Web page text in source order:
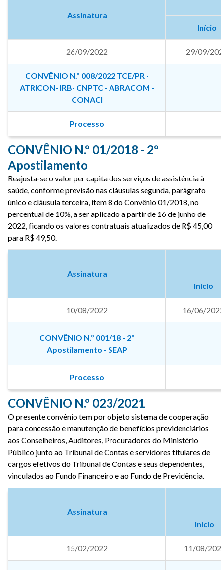
Assinatura
Início
26/09/2022 29/09/
CONVÊNIO N.º 008/2022 TCE/PR -
ATRICON- IRB- CNPTC - ABRACOM -
CONACI
Processo
CONVÊNIO N.º 01/2018 - 2º
Apostilamento
Reajusta-se o valor per capita dos serviços de assistência à
saúde, conforme previsão nas cláusulas segunda, parágrafo
único e cláusula terceira, item 8 do Convênio 01/2018, no
percentual de 10%, a ser aplicado a partir de 16 de junho de
2022, ficando os valores contratuais atualizados de R$ 45,00
para R$ 49,50.
Assinatura
Início
10/08/2022 16/06/
CONVÊNIO N.º 001/18 - 2º
Apostilamento - SEAP
Processo
CONVÊNIO N.º 023/2021
O presente convênio tem por objeto sistema de cooperação
para concessão e manutenção de benefícios previdenciários
aos Conselheiros, Auditores, Procuradores do Ministério
Público junto ao Tribunal de Contas e servidores titulares de
cargos efetivos do Tribunal de Contas e seus dependentes,
vinculados ao Fundo Financeiro e ao Fundo de Previdência.
Assinatura
Início
15/02/2022 11/08/